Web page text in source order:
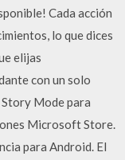
Cada acción
lo que dices
elijas
con un solo
Mode para
Microsoft Store.
para Android. El